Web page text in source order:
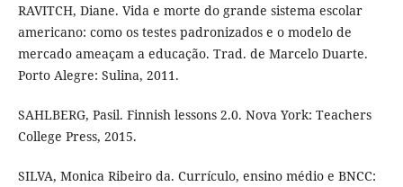
RAVITCH, Diane. Vida e morte do grande sistema escolar
americano: como os testes padronizados e o modelo de
mercado ameaçam a educação. Trad. de Marcelo Duarte.
Porto Alegre: Sulina, 2011.
SAHLBERG, Pasil. Finnish lessons 2.0. Nova York: Teachers
College Press, 2015.
SILVA, Monica Ribeiro da. Currículo, ensino médio e BNCC: